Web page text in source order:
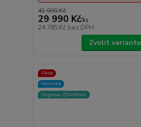
41 990 Kč
29 990 Kč/ks
24 785 Kč bez DPH
Zvolit variantu
Akce
Novinka
Doprava ZDARMA